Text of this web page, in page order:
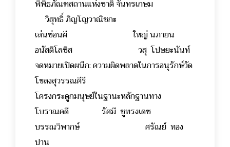
พิพิธภัณฑสถานแห่งชาติ จันทรเกษม
วิสุทธิ์ ภิญโญวาณิชกะ
เล่นซ่อนผี ใหญ่ นภายน
อนัสติโลซิส วสุ โปษยะนันท์
จดหมายเปิดผนึก: ความผิดพลาดในการอนุรักษ์วัด
โขลงสุวรรณคีรี
โครงกระดูกมนุษย์ในฐานะหลักฐานทาง
โบราณคดี รัศมี ชูทรงเดช
บรรณวิพากษ์ ศรัณย์ ทอง
ปาน